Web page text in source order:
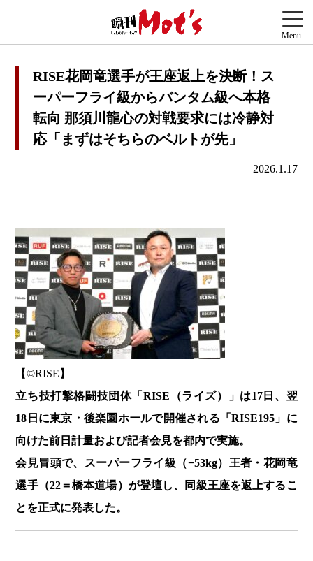
RISE花岡竜選手が王座返上を決断！ス
ーパーフライ級からバンタム級へ本格
転向 那須川龍心の対戦要求には冷静対
応「まずはそちらのベルトが先」
2026.1.17
【©️RISE】
立ち技打撃格闘技団体「RISE（ライズ）」は17日、翌
18日に東京・後楽園ホールで開催される「RISE195」に
向けた前日計量および記者会見を都内で実施。
会見冒頭で、スーパーフライ級（−53kg）王者・花岡竜
選手（22＝橋本道場）が登壇し、同級王座を返上するこ
とを正式に発表した。